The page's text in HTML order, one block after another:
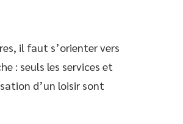
il faut s’orienter vers
: seuls les services et
d’un loisir sont